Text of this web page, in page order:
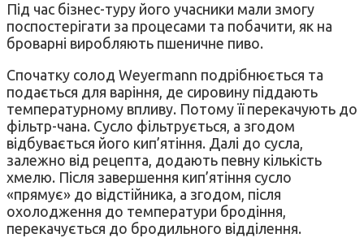
Під час бізнес-туру його учасники мали змогу
поспостерігати за процесами та побачити, як на
броварні виробляють пшеничне пиво.
Спочатку солод Weyermann подрібнюється та
подається для варіння, де сировину піддають
температурному впливу. Потому її перекачують до
фільтр-чана. Сусло фільтрується, а згодом
відбувається його кип’ятіння. Далі до сусла,
залежно від рецепта, додають певну кількість
хмелю. Після завершення кип’ятіння сусло
«прямує» до відстійника, а згодом, після
охолодження до температури бродіння,
перекачується до бродильного відділення.